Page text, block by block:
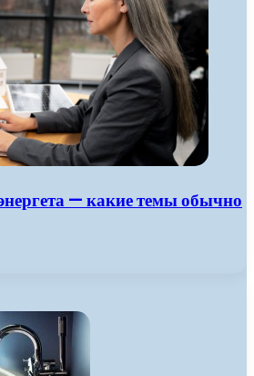
— какие темы обычно